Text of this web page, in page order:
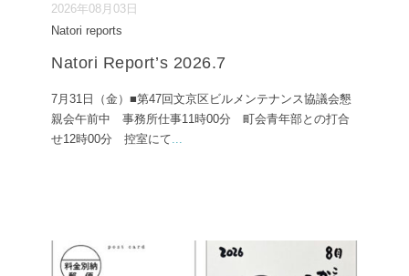
2026年08月03日
Natori reports
Natori Report’s 2026.7
7月31日（金）■第47回文京区ビルメンテナンス協議会懇
親会午前中 事務所仕事11時00分 町会青年部との打合
せ12時00分 控室にて